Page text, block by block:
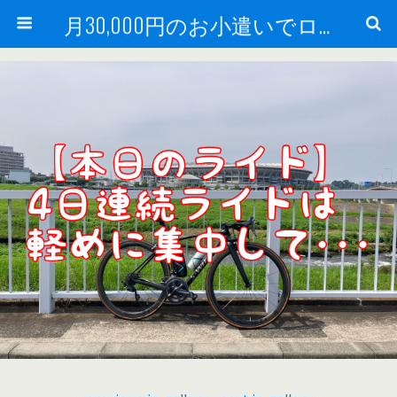
月30,000円のお小遣いでロードバイク